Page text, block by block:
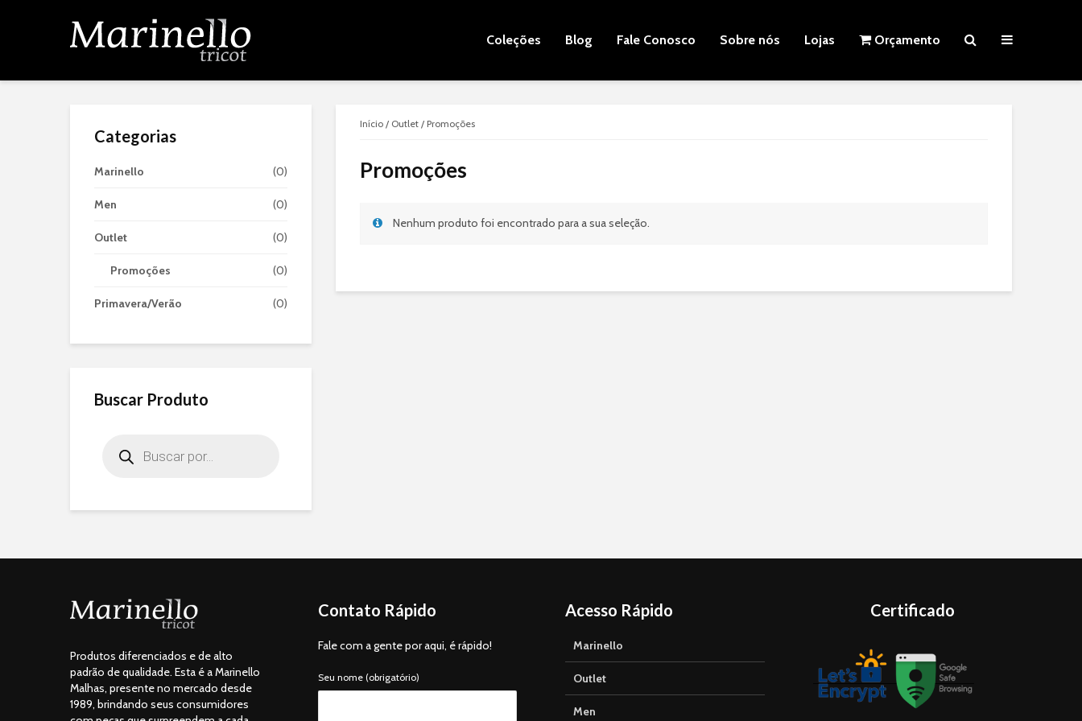
Coleções Blog Fale Conosco Sobre nós Lojas Orçamento
Início / Outlet / Promoções
Promoções
Nenhum produto foi encontrado para a sua seleção.
Categorias
Marinello (0)
Men (0)
Outlet (0)
Promoções (0)
Primavera/Verão (0)
Buscar Produto
search
Produtos diferenciados e de alto
padrão de qualidade. Esta é a Marinello
Malhas, presente no mercado desde
1989, brindando seus consumidores
Contato Rápido
Fale com a gente por aqui, é rápido!
Seu nome (obrigatório)
Acesso Rápido
Marinello
Outlet
Men
Certificado